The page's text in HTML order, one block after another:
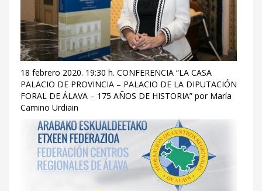
18 febrero 2020. 19:30 h. CONFERENCIA “LA CASA
PALACIO DE PROVINCIA – PALACIO DE LA DIPUTACIÓN
FORAL DE ÁLAVA – 175 AÑOS DE HISTORIA” por María
Camino Urdiain